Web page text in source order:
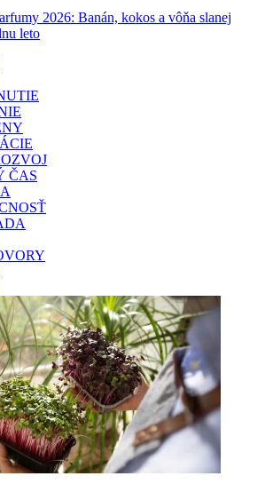
2026: Banán, kokos a vôňa slanej
leto
ČAS